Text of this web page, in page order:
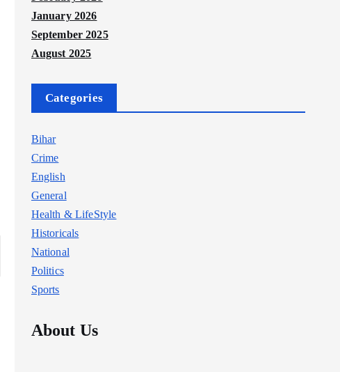
January 2026
September 2025
August 2025
Categories
Bihar
Crime
English
General
Health & LifeStyle
Historicals
National
Politics
Sports
About Us